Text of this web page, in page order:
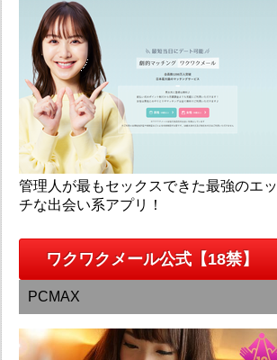
管理人が最もセックスできた最強のエッ
チな出会い系アプリ！
ワクワクメール公式【18禁】
PCMAX